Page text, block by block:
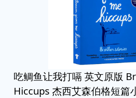
吃鲷鱼让我打嗝 英文原版
Hiccups 杰西艾森伯格短篇